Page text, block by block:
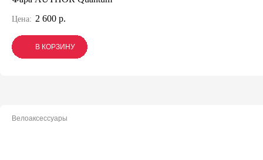
Цена: 2 600 р.
В КОРЗИНУ
В КОРЗИНУ
В КОРЗИНУ
Велоаксессуары